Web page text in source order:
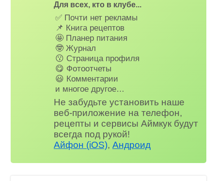
Для всех, кто в клубе...
✅ Почти нет рекламы
📌 Книга рецептов
🤩 Планер питания
🤓 Журнал
😗 Страница профиля
😋 Фотоотчеты
😃 Комментарии
и многое другое…
Не забудьте установить наше
веб-приложение на телефон,
рецепты и сервисы Аймкук будут
всегда под рукой!
Айфон (iOS),Андроид